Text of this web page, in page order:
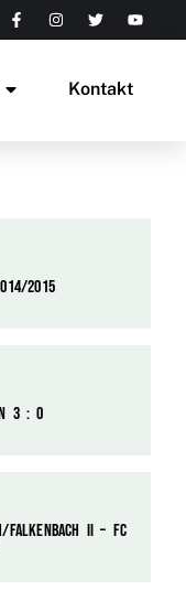
Kontakt
2015
3 : 0
Falkenbach II – FC